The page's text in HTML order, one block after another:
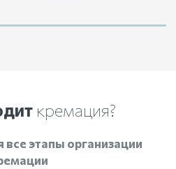
кремация?
этапы организации